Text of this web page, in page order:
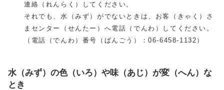
連絡（れんらく）してください。
それでも、水（みず）がでないときは、お客（きゃく）さ
まセンター（せんたー）へ電話（でんわ）してください。
（電話（でんわ）番号（ばんごう）：06-6458-1132）
水（みず）の色（いろ）や味（あじ）が変（へん）な
とき